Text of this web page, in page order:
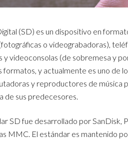
(SD) es un dispositivo en
o videograbadoras),
y videoconsolas (de sobremesa y
formatos, y actualmente es uno de
y reproductores de música
de sus predecesores.
SD fue desarrollado por SanDisk,
MMC. El estándar es mantenido